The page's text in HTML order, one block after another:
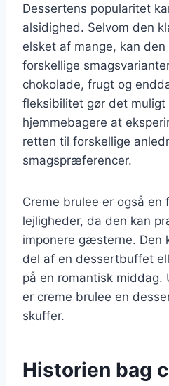
Dessertens popularitet
alsidighed. Selvom den
elsket af mange, kan den
forskellige
chokolade, frugt og
fleksibilitet gør det muligt
hjemmebagere at
retten til forskellige
smagspræferencer.
Creme brulee er også en
lejligheder, da den kan
imponere gæsterne. Den
del af en dessertbuffet
på en romantisk middag.
er creme brulee en
skuffer.
Historien bag